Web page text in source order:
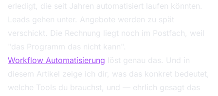
erledigt, die seit Jahren automatisiert laufen könnten.
Leads gehen unter. Angebote werden zu spät
verschickt. Die Rechnung liegt noch im Postfach, weil
"das Programm das nicht kann".
Workflow Automatisierung löst genau das. Und in
diesem Artikel zeige ich dir, was das konkret bedeutet,
welche Tools du brauchst, und — ehrlich gesagt das